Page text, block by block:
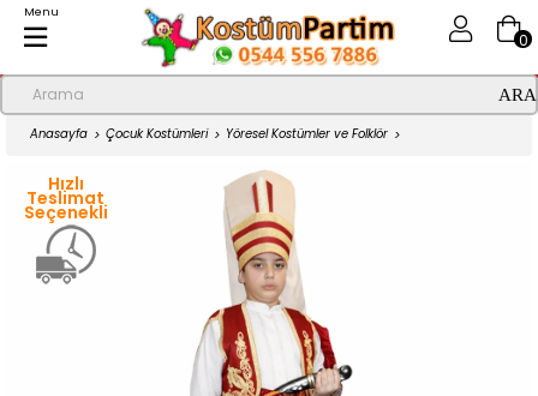
0
Menu
Anasayfa Çocuk Kostümleri Yöresel Kostümler ve Folklör
Yeniçeri Kıyafeti Kırmızı Erkek Çocuk Kıyafeti
Hızlı
Teslimat
Seçenekli